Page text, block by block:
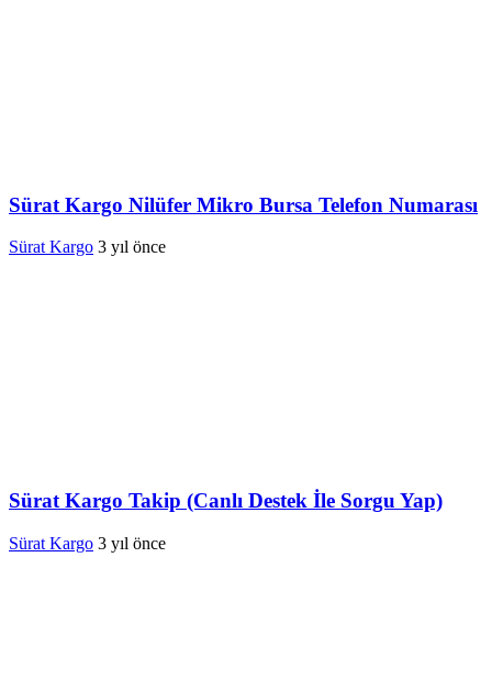
Sürat Kargo Nilüfer Mikro Bursa Telefon Numarası
Sürat Kargo 3 yıl önce
Sürat Kargo Takip (Canlı Destek İle Sorgu Yap)
Sürat Kargo 3 yıl önce